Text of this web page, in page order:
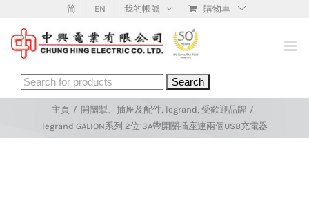
content
简 EN 我的帳號 購物車
Search
for:
主頁 / 開關掣、插座及配件, legrand, 受歡迎品牌 /
legrand GALION系列 2位13A帶開關插座連兩個USB充電器